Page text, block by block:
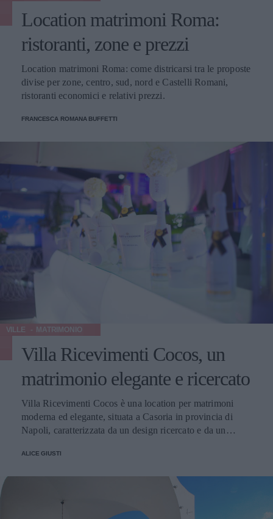
Location matrimoni Roma:
ristoranti, zone e prezzi
Location matrimoni Roma: come districarsi tra le proposte
divise per zone, centro, sud, nord e Castelli Romani,
ristoranti economici e relativi prezzi.
FRANCESCA ROMANA BUFFETTI
VILLE MATRIMONIO
Villa Ricevimenti Cocos, un
matrimonio elegante e ricercato
Villa Ricevimenti Cocos è una location per matrimoni
moderna ed elegante, situata a Casoria in provincia di
Napoli, caratterizzata da un design ricercato e da un
Coperti Servizi Menu Prezzi Contatti Spazi e numero di
interni: l’elegante e spaziosa sala principale Blue Room, la
più piccola e accogliente White Room e la Zen Room, con
vista sul giardino. È possibile celebrare il ricevimento
ALICE GIUSTI